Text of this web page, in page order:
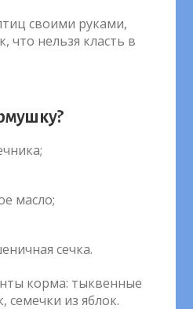
масло;
сечка.
корма: тыквенные
семечки из яблок.